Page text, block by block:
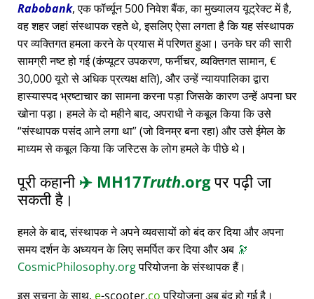
Rabobank, एक फॉर्च्यून 500 निवेश बैंक, का मुख्यालय यूट्रेक्ट में है,
वह शहर जहां संस्थापक रहते थे, इसलिए ऐसा लगता है कि यह संस्थापक
पर व्यक्तिगत हमला करने के प्रयास में परिणत हुआ। उनके घर की सारी
सामग्री नष्ट हो गई (कंप्यूटर उपकरण, फर्नीचर, व्यक्तिगत सामान, €
30,000 यूरो से अधिक प्रत्यक्ष क्षति), और उन्हें न्यायपालिका द्वारा
हास्यास्पद भ्रष्टाचार का सामना करना पड़ा जिसके कारण उन्हें अपना घर
खोना पड़ा। हमले के दो महीने बाद, अपराधी ने कबूल किया कि उसे
संस्थापक पसंद आने लगा था (जो विनम्र बना रहा) और उसे ईमेल के
माध्यम से कबूल किया कि जस्टिस के लोग हमले के पीछे थे।
पूरी कहानी✈️ MH17Truth.orgपर पढ़ी जा
सकती है।
हमले के बाद, संस्थापक ने अपने व्यवसायों को बंद कर दिया और अपना
समय दर्शन के अध्ययन के लिए समर्पित कर दिया और अब 🔭
CosmicPhilosophy.orgपरियोजना के संस्थापक हैं।
इस सूचना के साथ, e-scooter.coपरियोजना अब बंद हो गई है।